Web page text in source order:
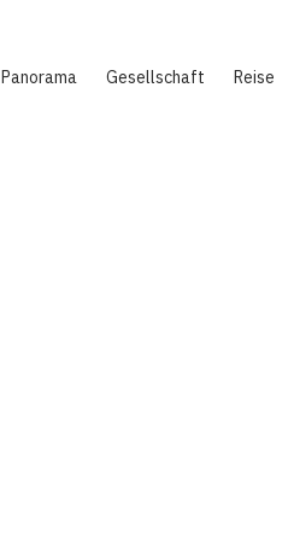
Panorama Gesellschaft Reise